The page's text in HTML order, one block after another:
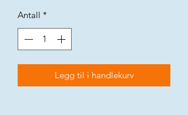
Antall *
Legg til i handlekurv